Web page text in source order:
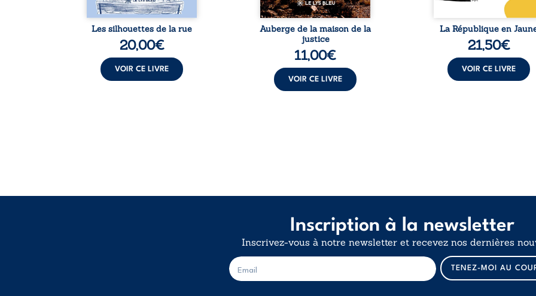
Les silhouettes de la rue
20,00€
VOIR CE LIVRE
Auberge de la maison de la
justice
11,00€
VOIR CE LIVRE
La République en
21,50€
VOIR CE LIVRE
Inscription à la newsletter
Inscrivez-vous à notre newsletter et recevez nos dernières
-
E
-
m
TENEZ-MOI AU